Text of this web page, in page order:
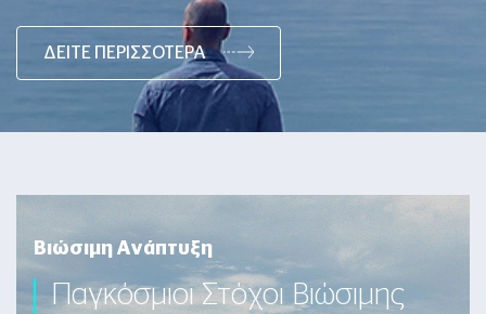
ΔΕΙΤΕ ΠΕΡΙΣΣΟΤΕΡΑ
Βιώσιμη Ανάπτυξη
Παγκόσμιοι Στόχοι Βιώσιμης